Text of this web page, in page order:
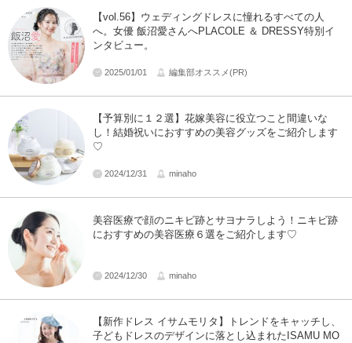
【vol.56】ウェディングドレスに憧れるすべての人
へ。女優 飯沼愛さんへPLACOLE ＆ DRESSY特別イ
ンタビュー。
2025/01/01 編集部オススメ(PR)
【予算別に１２選】花嫁美容に役立つこと間違いな
し！結婚祝いにおすすめの美容グッズをご紹介します
♡
2024/12/31 minaho
美容医療で顔のニキビ跡とサヨナラしよう！ニキビ跡
におすすめの美容医療６選をご紹介します♡
2024/12/30 minaho
【新作ドレス イサムモリタ】トレンドをキャッチし、
子どもドレスのデザインに落とし込まれたISAMU MO